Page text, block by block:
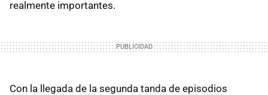
realmente importantes.
Con la llegada de la segunda tanda de episodios